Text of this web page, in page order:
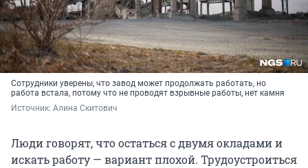
Сотрудники уверены, что завод может продолжать работать, но
работа встала, потому что не проводят взрывные работы, нет камня
Источник: Алина Скитович
Люди говорят, что остаться с двумя окладами и
искать работу — вариант плохой. Трудоустроиться